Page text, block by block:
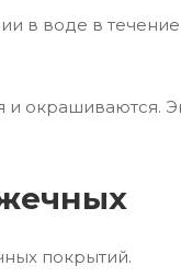
в воде в
и окрашиваются.
покрытий.